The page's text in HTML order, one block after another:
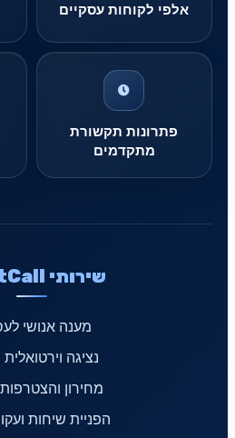
אלפי לקוחות עסקיים
פתרונות תקשורת
מתקדמים
שירותי FirstCall
מענה אנושי
נציגה
מחירון והצטרפות
הפניית שיחות